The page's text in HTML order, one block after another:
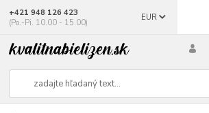
EUR
+421 948 126 423
(Po.-Pi. 10.00 - 15.00)